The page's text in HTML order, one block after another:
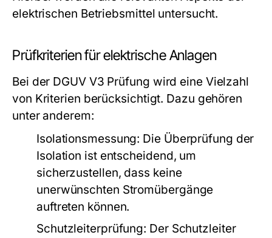
elektrischen Betriebsmittel untersucht.
Prüfkriterien für elektrische Anlagen
Bei der DGUV V3 Prüfung wird eine Vielzahl
von Kriterien berücksichtigt. Dazu gehören
unter anderem:
Isolationsmessung: Die Überprüfung der
Isolation ist entscheidend, um
sicherzustellen, dass keine
unerwünschten Stromübergänge
auftreten können.
Schutzleiterprüfung: Der Schutzleiter